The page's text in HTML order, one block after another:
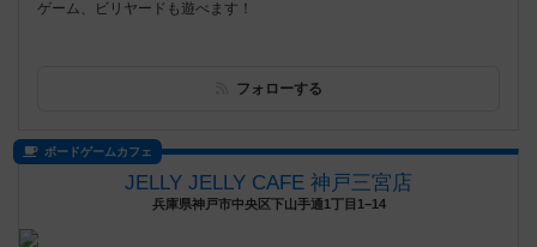
ゲーム、ビリヤードも遊べます！
フォローする
ボードゲームカフェ
JELLY JELLY CAFE 神戸三宮店
兵庫県神戸市中央区下山手通1丁目1−14